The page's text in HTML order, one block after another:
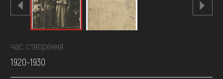
час створення
1920-1930